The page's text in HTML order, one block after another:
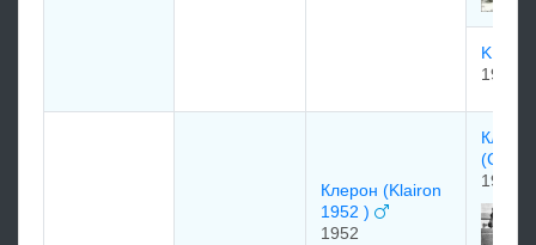
1927
Клерон (Klairon
1952 )
1952
1944